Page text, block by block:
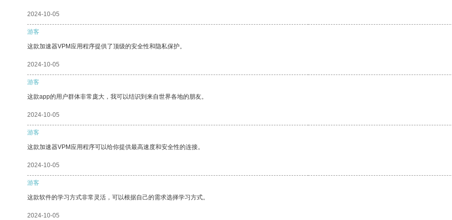
2024-10-05
游客
这款加速器VPM应用程序提供了顶级的安全性和隐私保护。
2024-10-05
游客
这款app的用户群体非常庞大，我可以结识到来自世界各地的朋友。
2024-10-05
游客
这款加速器VPM应用程序可以给你提供最高速度和安全性的连接。
2024-10-05
游客
这款软件的学习方式非常灵活，可以根据自己的需求选择学习方式。
2024-10-05